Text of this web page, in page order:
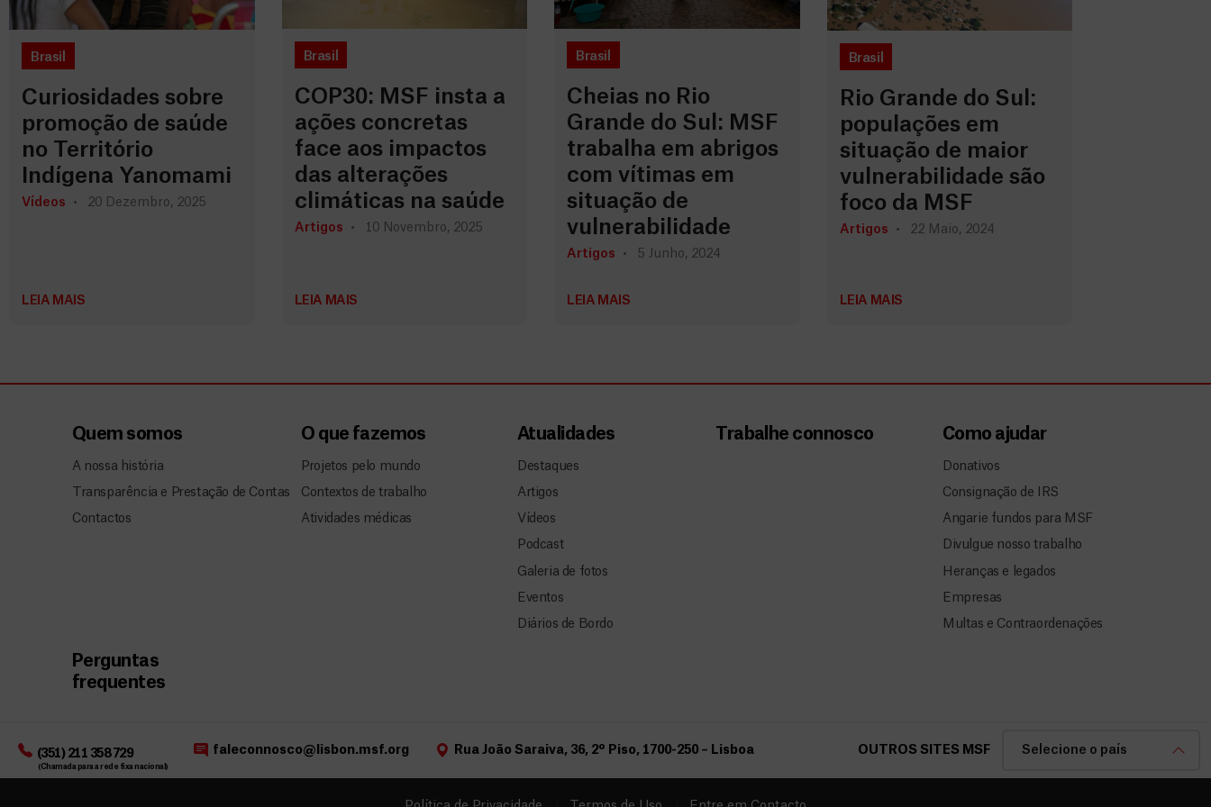
Brasil
Curiosidades sobre
promoção de saúde
no Território
Indígena Yanomami
Vídeos 20 Dezembro, 2025
LEIA MAIS
Brasil
COP30: MSF insta a
ações concretas
face aos impactos
das alterações
climáticas na saúde
Artigos 10 Novembro, 2025
LEIA MAIS
Brasil
Cheias no Rio
Grande do Sul: MSF
trabalha em abrigos
com vítimas em
situação de
vulnerabilidade
Artigos 5 Junho, 2024
LEIA MAIS
Brasil
Rio Grande do Sul:
populações em
situação de maior
vulnerabilidade são
foco da MSF
Artigos 22 Maio, 2024
LEIA MAIS
Quem somos
A nossa história
Transparência e Prestação de Contas
Contactos
O que fazemos
Projetos pelo mundo
Contextos de trabalho
Atividades médicas
Atualidades
Destaques
Artigos
Vídeos
Podcast
Galeria de fotos
Eventos
Diários de Bordo
Trabalhe connosco Como ajudar
Donativos
Consignação de IRS
Angarie fundos para MSF
Divulgue nosso trabalho
Heranças e legados
Empresas
Multas e Contraordenações
Perguntas
frequentes
(351) 211 358 729
(Chamada para a rede fixa nacional)
faleconnosco@lisbon.msf.org Rua João Saraiva, 36, 2º Piso, 1700-250 – Lisboa OUTROS SITES MSF Selecione o país